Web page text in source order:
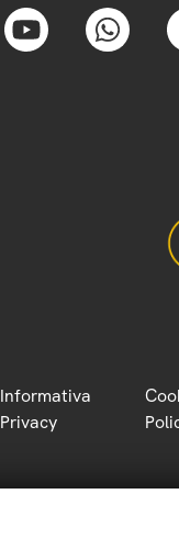
Informativa
Privacy